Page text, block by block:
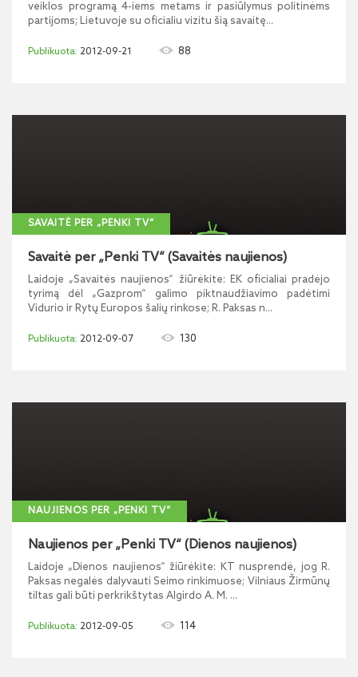
veiklos programą 4-iems metams ir pasiūlymus politinėms
partijoms; Lietuvoje su oficialiu vizitu šią savaitę...
2012-09-21 88
SAVAITĖ PER „PENKI TV“
Savaitė per „Penki TV“ (Savaitės naujienos)
Laidoje „Savaitės naujienos“ žiūrėkite: EK oficialiai pradėjo
tyrimą dėl „Gazprom“ galimo piktnaudžiavimo padėtimi
Vidurio ir Rytų Europos šalių rinkose; R. Paksas n...
2012-09-07 130
NAUJIENOS PER „PENKI TV“
Naujienos per „Penki TV“ (Dienos naujienos)
Laidoje „Dienos naujienos“ žiūrėkite: KT nusprendė, jog R.
Paksas negalės dalyvauti Seimo rinkimuose; Vilniaus Žirmūnų
tiltas gali būti perkrikštytas Algirdo A. M. ...
2012-09-05 114